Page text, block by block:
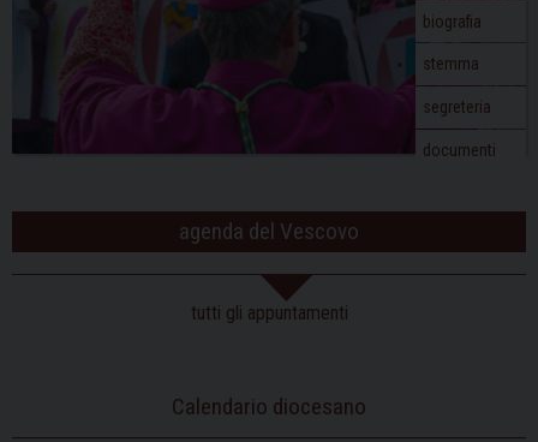
biografia
stemma
segreteria
documenti
agenda del Vescovo
tutti gli appuntamenti
Calendario diocesano